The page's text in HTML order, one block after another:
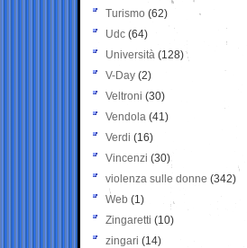
Turismo (62)
Udc (64)
Università (128)
V-Day (2)
Veltroni (30)
Vendola (41)
Verdi (16)
Vincenzi (30)
violenza sulle donne (342)
Web (1)
Zingaretti (10)
zingari (14)